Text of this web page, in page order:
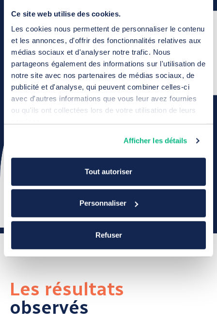
Ce site web utilise des cookies.
Les cookies nous permettent de personnaliser le contenu
et les annonces, d'offrir des fonctionnalités relatives aux
médias sociaux et d'analyser notre trafic. Nous
partageons également des informations sur l'utilisation de
notre site avec nos partenaires de médias sociaux, de
publicité et d'analyse, qui peuvent combiner celles-ci
avec d'autres informations que vous leur avez fournies
ou qu'ils ont collectées lors de votre utilisation de leurs
Afficher les détails
Tout autoriser
Personnaliser
Refuser
Les résultats
observés